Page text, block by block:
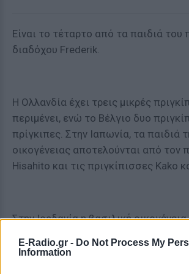
E-Radio.gr - Do Not Process My
Information
Είναι το τέταρτο από τα παιδιά του
διαδόχου Frederik.
Η Ολλανδία έχει τρεις μικρές
περιμένει, ενώ το Βέλγιο δυο
πρίγκιπες. Στην Ιαπωνία, τα παιδιά
οικογένειας αποτελούνται από τον
Hisahito και τις πριγκίπισσες Kako
Στην Ιορδανία η βασιλική οικογένεια
πρίγκιπα Hashem και τις
Iman.